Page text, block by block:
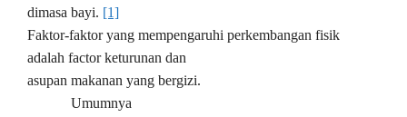
dimasa bayi. [1]
Faktor-faktor yang mempengaruhi perkembangan fisik
adalah factor keturunan dan
asupan makanan yang bergizi.
Umumnya